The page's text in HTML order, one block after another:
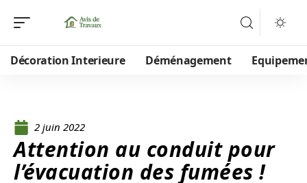
Décoration Interieure Déménagement
2 juin 2022
Attention au conduit pour
l’évacuation des fumées !